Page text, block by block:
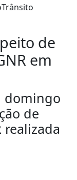
Trânsito
de
em
domingo
de